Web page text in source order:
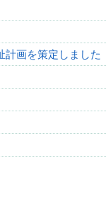
計画を策定しました